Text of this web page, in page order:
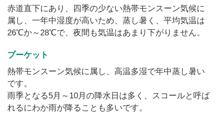
赤道直下にあり、四季の少ない熱帯モンスーン気候に
属し、一年中湿度が高いため、蒸し暑く、平均気温は
26℃か～28℃で、夜間も気温はあまり下がりません。
プーケット
熱帯モンスーン気候に属し、高温多湿で年中蒸し暑い
です。
雨季となる5月～10月の降水日は多く、スコールと呼ば
れるにわか雨が降ることも多いです。